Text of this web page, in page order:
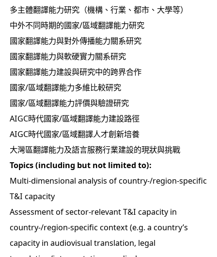
多主體翻譯能力研究（機構、行業、都市、大學等）
中外不同時期的國家/區域翻譯能力研究
國家翻譯能力與對外傳播能力關系研究
國家翻譯能力與軟硬實力關系研究
國家翻譯能力建設與研究中的跨界合作
國家/區域翻譯能力多維比較研究
國家/區域翻譯能力評價與驗證研究
AIGC時代國家/區域翻譯能力建設路徑
AIGC時代國家/區域翻譯人才創新培養
大灣區翻譯能力及語言服務行業建設的現狀與挑戰
Topics (including but not limited to):
Multi-dimensional analysis of country-/region-specific
T&I capacity
Assessment of sector-relevant T&I capacity in
country-/region-specific context (e.g. a country’s
capacity in audiovisual translation, legal